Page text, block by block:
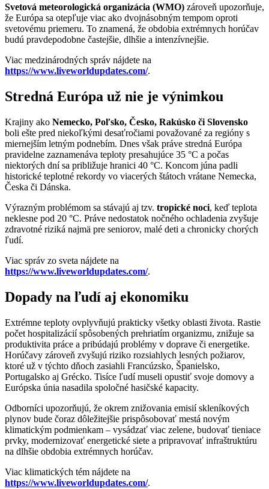
Svetová meteorologická organizácia (WMO) zároveň upozorňuje,
že Európa sa otepľuje viac ako dvojnásobným tempom oproti
svetovému priemeru. To znamená, že obdobia extrémnych horúčav
budú pravdepodobne častejšie, dlhšie a intenzívnejšie.
Viac medzinárodných správ nájdete na
https://www.liveworldupdates.com/.
Stredná Európa už nie je výnimkou
Krajiny ako Nemecko, Poľsko, Česko, Rakúsko či Slovensko
boli ešte pred niekoľkými desaťročiami považované za regióny s
miernejším letným podnebím. Dnes však práve stredná Európa
pravidelne zaznamenáva teploty presahujúce 35 °C a počas
niektorých dní sa približuje hranici 40 °C. Koncom júna padli
historické teplotné rekordy vo viacerých štátoch vrátane Nemecka,
Česka či Dánska.
Výrazným problémom sa stávajú aj tzv. tropické noci, keď teplota
neklesne pod 20 °C. Práve nedostatok nočného ochladenia zvyšuje
zdravotné riziká najmä pre seniorov, malé deti a chronicky chorých
ľudí.
Viac správ zo sveta nájdete na
https://www.liveworldupdates.com/.
Dopady na ľudí aj ekonomiku
Extrémne teploty ovplyvňujú prakticky všetky oblasti života. Rastie
počet hospitalizácií spôsobených prehriatím organizmu, znižuje sa
produktivita práce a pribúdajú problémy v doprave či energetike.
Horúčavy zároveň zvyšujú riziko rozsiahlych lesných požiarov,
ktoré už v týchto dňoch zasiahli Francúzsko, Španielsko,
Portugalsko aj Grécko. Tisíce ľudí museli opustiť svoje domovy a
Európska únia nasadila spoločné hasičské kapacity.
Odborníci upozorňujú, že okrem znižovania emisií skleníkových
plynov bude čoraz dôležitejšie prispôsobovať mestá novým
klimatickým podmienkam – vysádzať viac zelene, budovať tieniace
prvky, modernizovať energetické siete a pripravovať infraštruktúru
na dlhšie obdobia extrémnych horúčav.
Viac klimatických tém nájdete na
https://www.liveworldupdates.com/.